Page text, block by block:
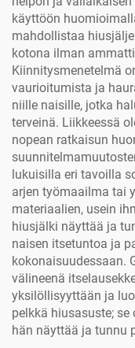
käyttöön
mahdollistaa
kotona ilman
Kiinnitysmenetelmä
vaurioitumista ja
niille naisille, jotka
terveinä. Liikkeessä
nopean ratkaisun
lukuisilla eri tavoilla
arjen työmaailma tai
materiaalien, usein
hiusjälki näyttää ja
naisen itsetuntoa ja
kokonaisuudessaan.
välineenä
yksilöllisyyttään ja
pelkkä hiusasuste;
hän näyttää ja tunnu